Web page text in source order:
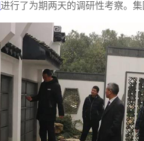
进行了为期两天的调研性考察。